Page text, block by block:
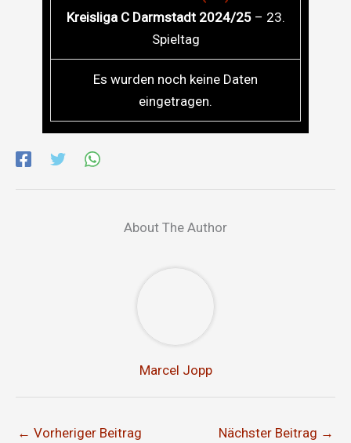
Kreisliga C Darmstadt 2024/25– 23.
Spieltag
Es wurden noch keine Daten
eingetragen.
About The Author
Marcel Jopp
← Vorheriger Beitrag Nächster Beitrag →